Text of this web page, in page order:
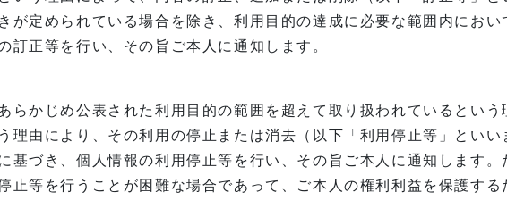
が定められている場合を除き、利用目的の達成に必要な範囲内におい
正等を行い、その旨ご本人に通知します。
らかじめ公表された利用目的の範囲を超えて取り扱われているとい
理由により、その利用の停止または消去（以下「利用停止等」といい
基づき、個人情報の利用停止等を行い、その旨ご本人に通知します。
止等を行うことが困難な場合であって、ご本人の権利利益を保護する